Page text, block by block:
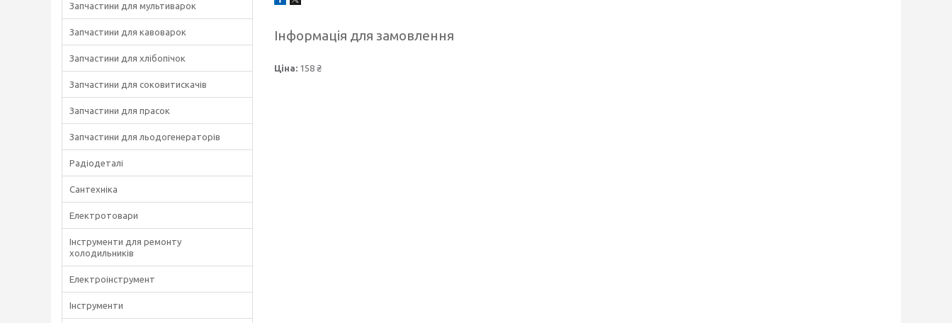
Інформація для замовлення
Ціна: 158 ₴
Запчастини для мультиварок
Запчастини для кавоварок
Запчастини для хлібопічок
Запчастини для соковитискачів
Запчастини для прасок
Запчастини для льодогенераторів
Радіодеталі
Сантехніка
Електротовари
Інструменти для ремонту
холодильників
Електроінструмент
Інструменти